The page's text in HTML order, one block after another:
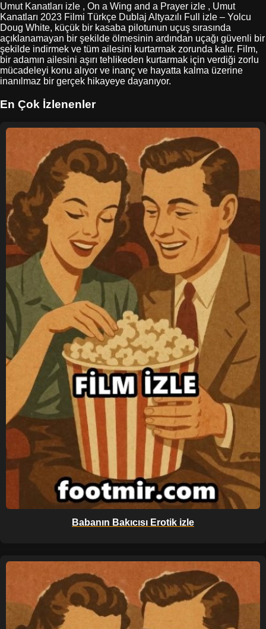
Umut Kanatları izle , On a Wing and a Prayer izle , Umut
Kanatları 2023 Filmi Türkçe Dublaj Altyazılı Full izle – Yolcu
Doug White, küçük bir kasaba pilotunun uçuş sırasında
açıklanamayan bir şekilde ölmesinin ardından uçağı güvenli bir
şekilde indirmek ve tüm ailesini kurtarmak zorunda kalır. Film,
bir adamın ailesini aşırı tehlikeden kurtarmak için verdiği zorlu
mücadeleyi konu alıyor ve inanç ve hayatta kalma üzerine
inanılmaz bir gerçek hikayeye dayanıyor.
En Çok İzlenenler
Babanın Bakıcısı Erotik izle